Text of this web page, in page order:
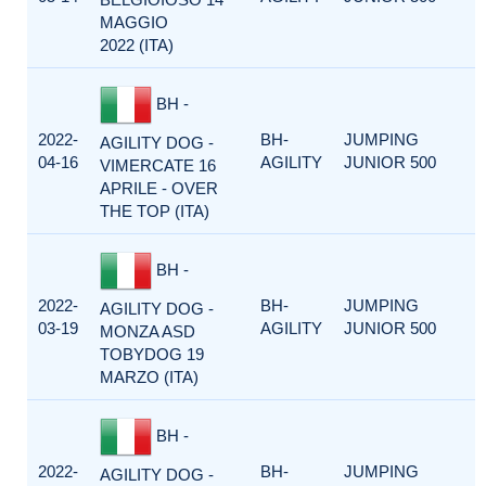
MAGGIO
2022 (ITA)
2022-
04-16
BH -
AGILITY DOG -
VIMERCATE 16
APRILE - OVER
THE TOP (ITA)
BH-
AGILITY
JUMPING
JUNIOR 500
2022-
03-19
BH -
AGILITY DOG -
MONZA ASD
TOBYDOG 19
MARZO (ITA)
BH-
AGILITY
JUMPING
JUNIOR 500
2022-
BH -
AGILITY DOG -
BH-
JUMPING